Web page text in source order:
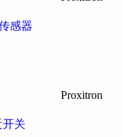
感器
开关
Proxitron